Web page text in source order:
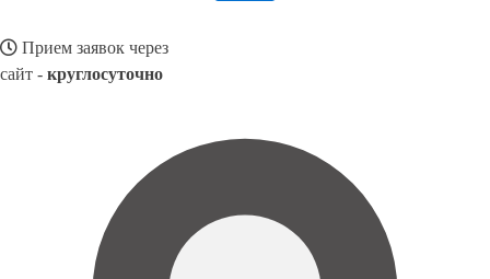
Прием заявок через
сайт - круглосуточно